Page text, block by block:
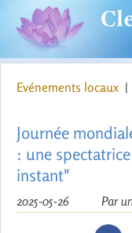
Evénements locaux |
Journée
: une
instant"
Par
2025-05-26